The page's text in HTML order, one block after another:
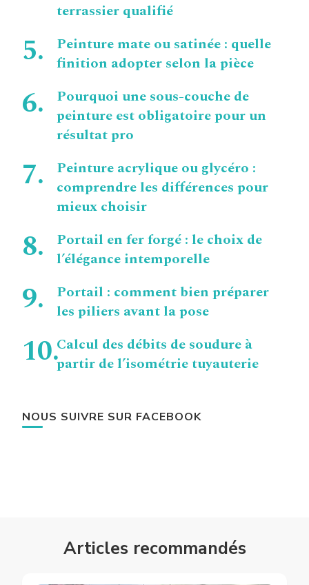
terrassier qualifié
Peinture mate ou satinée : quelle
finition adopter selon la pièce
Pourquoi une sous-couche de
peinture est obligatoire pour un
résultat pro
Peinture acrylique ou glycéro :
comprendre les différences pour
mieux choisir
Portail en fer forgé : le choix de
l’élégance intemporelle
Portail : comment bien préparer
les piliers avant la pose
Calcul des débits de soudure à
partir de l’isométrie tuyauterie
NOUS SUIVRE SUR FACEBOOK
Articles recommandés